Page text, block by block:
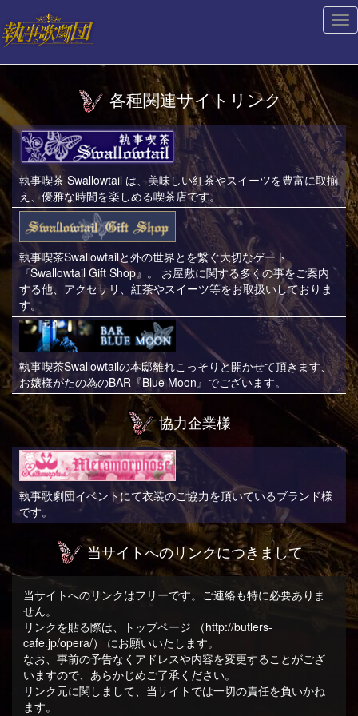
各種関連サイトリンク
執事喫茶 Swallowtail は、美味しい紅茶やスイーツを豊富に取揃
え、優雅な時間を楽しめる喫茶店です。
執事喫茶Swallowtailと外の世界とを繋ぐ大切なゲート
『Swallowtail Gift Shop』。 お屋敷に関する多くの事をご案内
する他、アクセサリ、紅茶やスイーツ等をお取扱いしておりま
す。
執事喫茶Swallowtailの本邸離れこっそりと開かせて頂きます、
お嬢様がたの為のBAR『Blue Moon』でございます。
協力企業様
執事歌劇団イベントにて衣装のご協力を頂いているブランド様
です。
当サイトへのリンクにつきまして
当サイトへのリンクはフリーです。ご連絡も特に必要ありま
せん。
リンクを貼る際は、トップページ （http://butlers-
cafe.jp/opera/） にお願いいたします。
なお、事前の予告なくアドレスや内容を変更することがござ
いますので、あらかじめご了承ください。
リンク元に関しまして、当サイトでは一切の責任を負いかね
ます。